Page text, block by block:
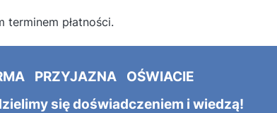
płatności.
PRZYJAZNA OŚWIACIE
się doświadczeniem i wiedzą!